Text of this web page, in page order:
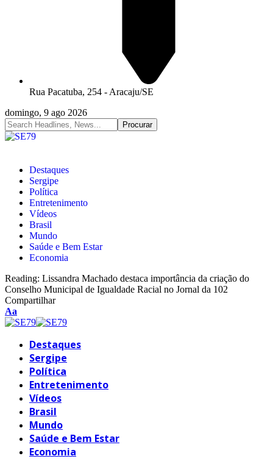
Rua Pacatuba, 254 - Aracaju/SE
domingo, 9 ago 2026
Destaques
Sergipe
Política
Entretenimento
Vídeos
Brasil
Mundo
Saúde e Bem Estar
Economia
Reading: Lissandra Machado destaca importância da criação do
Conselho Municipal de Igualdade Racial no Jornal da 102
Compartilhar
Aa
Destaques
Sergipe
Política
Entretenimento
Vídeos
Brasil
Mundo
Saúde e Bem Estar
Economia